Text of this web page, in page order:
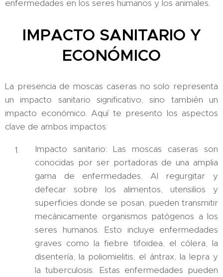
enfermedades en los seres humanos y los animales.
IMPACTO SANITARIO Y
ECONÓMICO
La presencia de moscas caseras no solo representa
un impacto sanitario significativo, sino también un
impacto económico. Aquí te presento los aspectos
clave de ambos impactos:
Impacto sanitario: Las moscas caseras son
conocidas por ser portadoras de una amplia
gama de enfermedades. Al regurgitar y
defecar sobre los alimentos, utensilios y
superficies donde se posan, pueden transmitir
mecánicamente organismos patógenos a los
seres humanos. Esto incluye enfermedades
graves como la fiebre tifoidea, el cólera, la
disentería, la poliomielitis, el ántrax, la lepra y
la tuberculosis. Estas enfermedades pueden